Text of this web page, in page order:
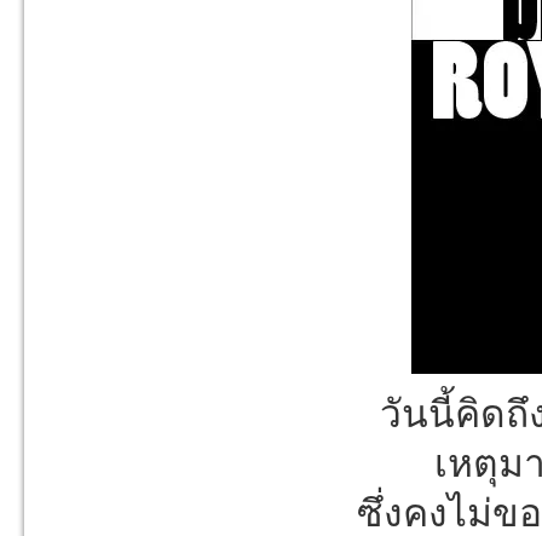
วันนี้คิดถึ
เหตุม
ซึ่งคงไม่ข